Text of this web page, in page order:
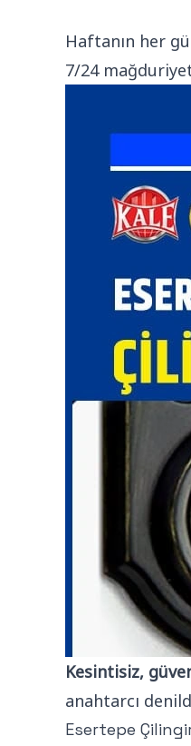
Haftanın her
7/24
Kesintisiz,
anahtarcı
Esertepe